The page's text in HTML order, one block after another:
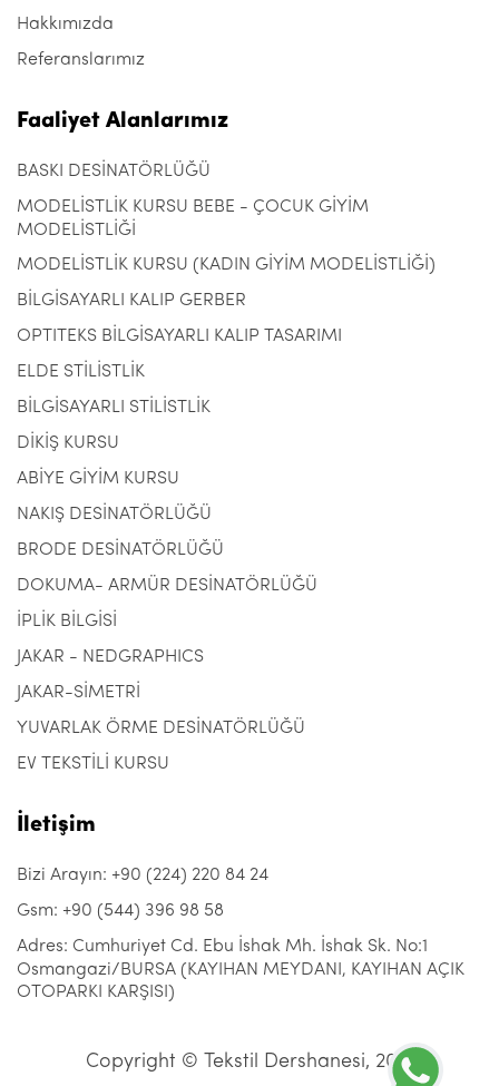
Hakkımızda
Referanslarımız
Faaliyet Alanlarımız
BASKI DESİNATÖRLÜĞÜ
MODELİSTLİK KURSU BEBE - ÇOCUK GİYİM
MODELİSTLİĞİ
MODELİSTLİK KURSU (KADIN GİYİM MODELİSTLİĞİ)
BİLGİSAYARLI KALIP GERBER
OPTITEKS BİLGİSAYARLI KALIP TASARIMI
ELDE STİLİSTLİK
BİLGİSAYARLI STİLİSTLİK
DİKİŞ KURSU
ABİYE GİYİM KURSU
NAKIŞ DESİNATÖRLÜĞÜ
BRODE DESİNATÖRLÜĞÜ
DOKUMA- ARMÜR DESİNATÖRLÜĞÜ
İPLİK BİLGİSİ
JAKAR - NEDGRAPHICS
JAKAR-SİMETRİ
YUVARLAK ÖRME DESİNATÖRLÜĞÜ
EV TEKSTİLİ KURSU
İletişim
Bizi Arayın: +90 (224) 220 84 24
Gsm: +90 (544) 396 98 58
Adres: Cumhuriyet Cd. Ebu İshak Mh. İshak Sk. No:1
Osmangazi/BURSA (KAYIHAN MEYDANI, KAYIHAN AÇIK
OTOPARKI KARŞISI)
Copyright © Tekstil Dershanesi, 2021